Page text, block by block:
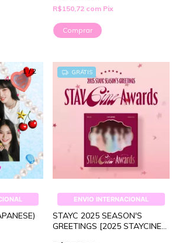
R$150,72 com Pix
Comprar
1/2 GRÁTIS
ENVIO INTERNACIONAL
STAYC 2025 SEASON'S
GREETINGS [2025 STAYCINE